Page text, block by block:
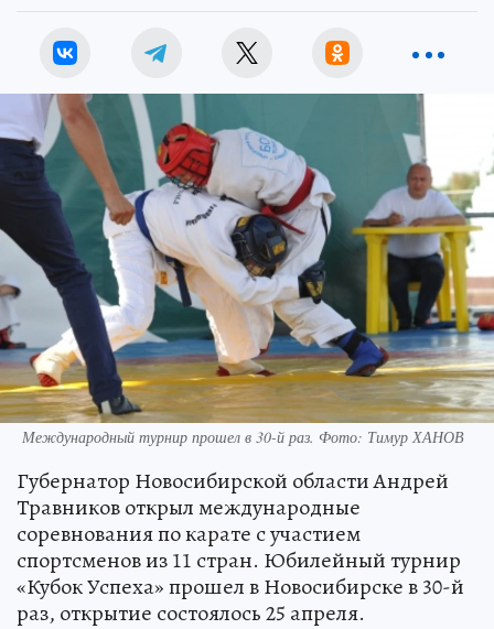
Международный турнир прошел в 30-й раз. Фото: Тимур ХАНОВ
Губернатор Новосибирской области Андрей
Травников открыл международные
соревнования по карате с участием
спортсменов из 11 стран. Юбилейный турнир
«Кубок Успеха» прошел в Новосибирске в 30-й
раз, открытие состоялось 25 апреля.